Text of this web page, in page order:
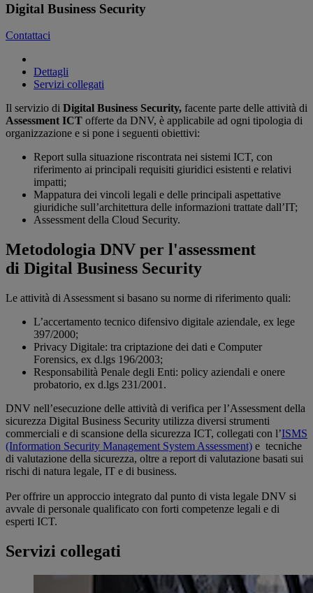
Digital Business Security
Contattaci
Dettagli
Servizi collegati
Il servizio di Digital Business Security, facente parte delle attività di
Assessment ICT offerte da DNV, è applicabile ad ogni tipologia di
organizzazione e si pone i seguenti obiettivi:
Report sulla situazione riscontrata nei sistemi ICT, con
riferimento ai principali requisiti giuridici esistenti e relativi
impatti;
Mappatura dei vincoli legali e delle principali aspettative
giuridiche sull’architettura delle informazioni trattate dall’IT;
Assessment della Cloud Security.
Metodologia DNV per l'assessment
di Digital Business Security
Le attività di Assessment si basano su norme di riferimento quali:
L’accertamento tecnico difensivo digitale aziendale, ex lege
397/2000;
Privacy Digitale: tra criptazione dei dati e Computer
Forensics, ex d.lgs 196/2003;
Responsabilità Penale degli Enti: policy aziendali e onere
probatorio, ex d.lgs 231/2001.
DNV nell’esecuzione delle attività di verifica per l’Assessment della
sicurezza Digital Business Security utilizza diversi strumenti
commerciali e di scansione della sicurezza ICT, collegati con l’ISMS
(Information Security Management System Assessment) e tecniche
di valutazione della sicurezza, oltre a report di valutazione basati sui
rischi di natura legale, IT e di business.
Per offrire un approccio integrato dal punto di vista legale DNV si
avvale di personale qualificato con forti competenze legali e di
esperti ICT.
Servizi collegati